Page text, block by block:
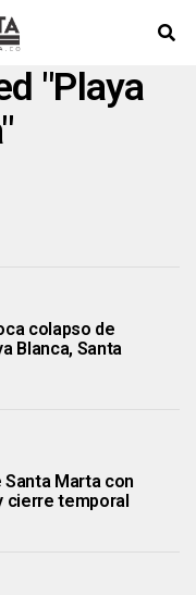
"Playa
colapso de
Blanca, Santa
Santa Marta con
cierre temporal